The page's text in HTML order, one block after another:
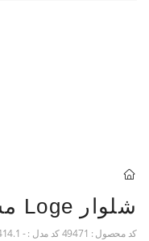
شلوار Loge مشکی XL
کد محصول : 49471کد مدل :- 414.1